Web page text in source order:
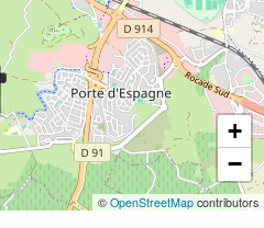
+
−
© OpenStreetMap contributors